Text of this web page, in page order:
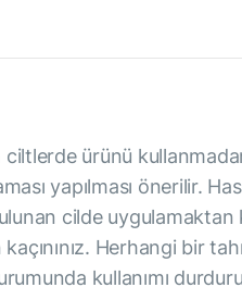
ciltlerde ürünü
yapılması önerilir.
cilde uygulamaktan
Herhangi bir
kullanımı